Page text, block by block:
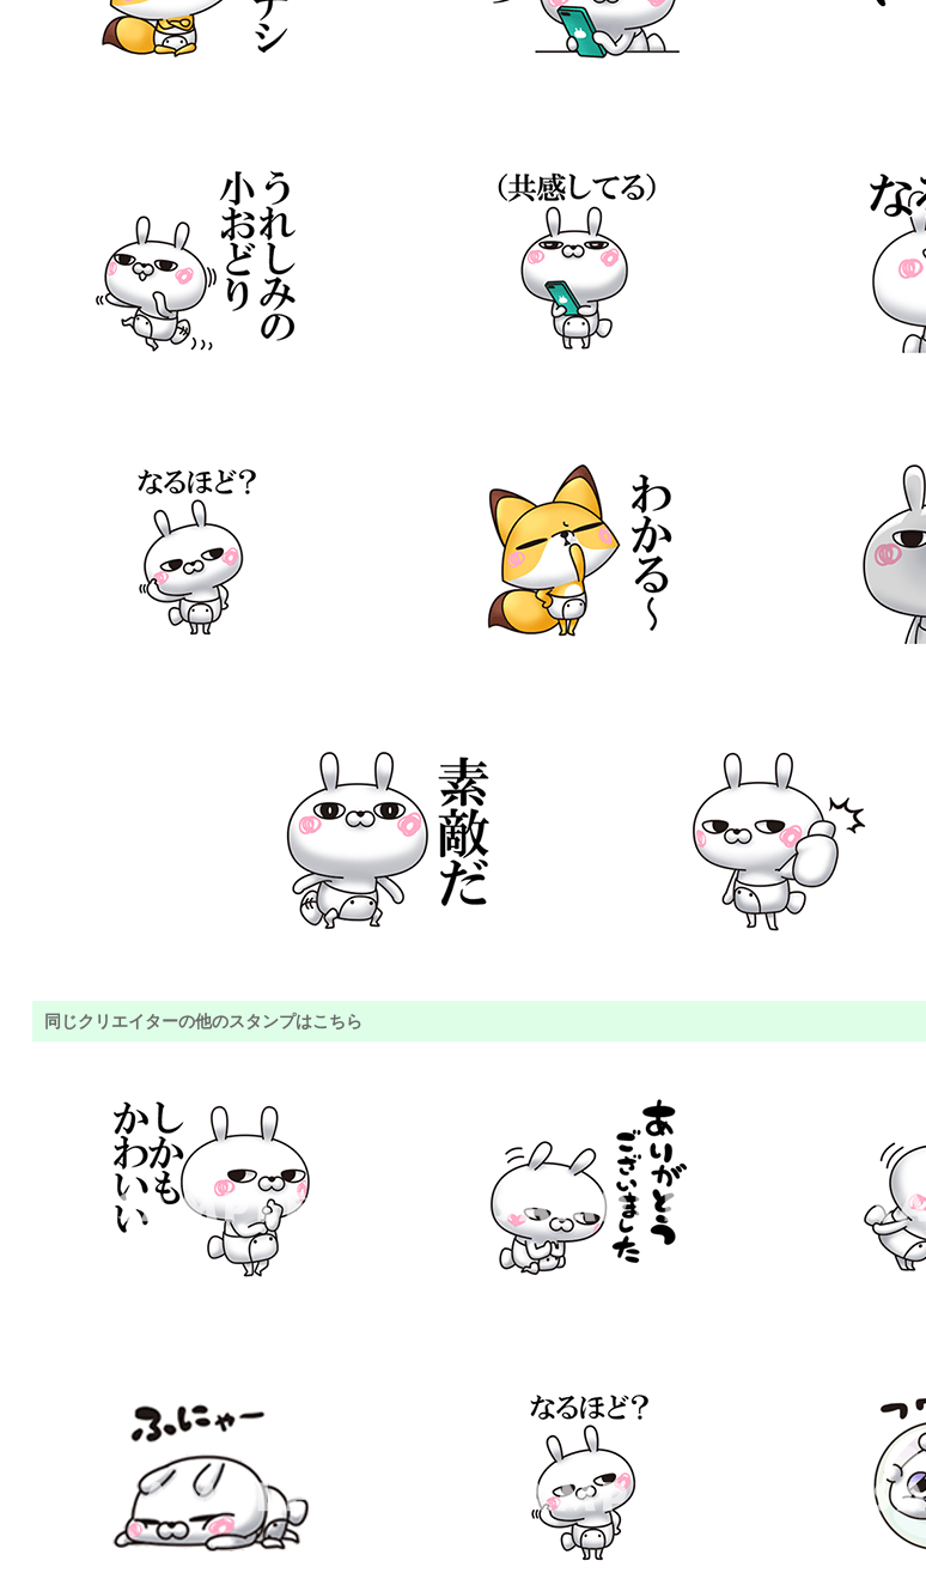
同じクリエイターの他のスタンプはこちら